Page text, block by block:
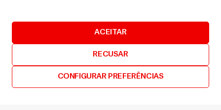
ACEITAR
RECUSAR
CONFIGURAR PREFERÊNCIAS